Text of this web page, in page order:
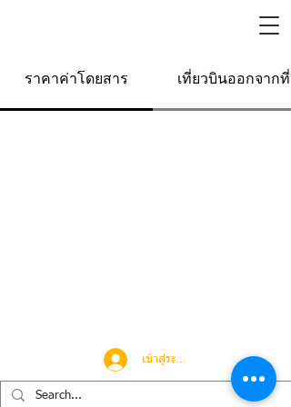
ราคาค่าโดยสาร เที่ยวบินออกจากที่นี่
เข้าสู่ระบบ